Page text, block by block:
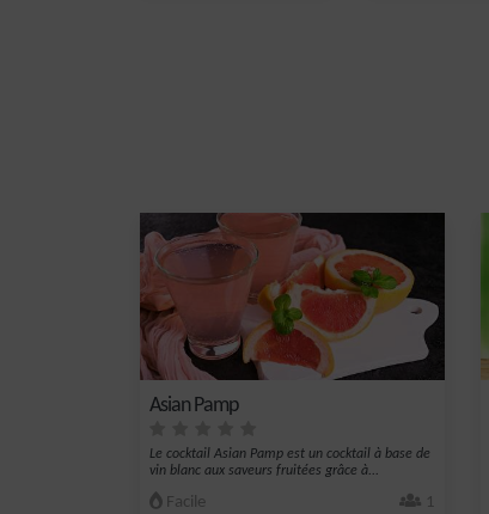
Asian Pamp
Le cocktail Asian Pamp est un cocktail à base de
vin blanc aux saveurs fruitées grâce à...
Facile 1